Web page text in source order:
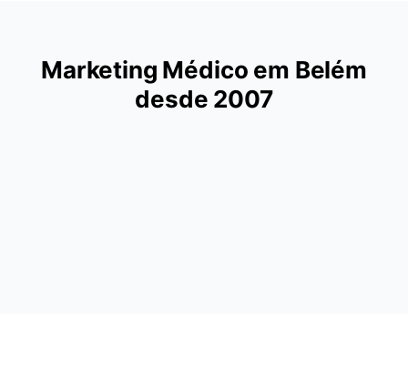
Marketing Médico em Belém
desde 2007